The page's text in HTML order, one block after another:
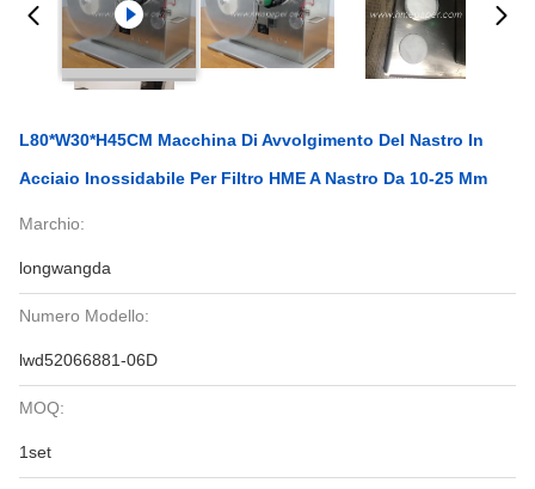
L80*W30*H45CM Macchina Di Avvolgimento Del Nastro In
Acciaio Inossidabile Per Filtro HME A Nastro Da 10-25 Mm
Marchio:
longwangda
Numero Modello:
lwd52066881-06D
MOQ:
1set